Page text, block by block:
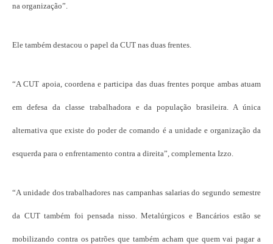
na organização”.
Ele também destacou o papel da CUT nas duas frentes.
“A CUT apoia, coordena e participa das duas frentes porque ambas atuam
em defesa da classe trabalhadora e da população brasileira. A única
alternativa que existe do poder de comando é a unidade e organização da
esquerda para o enfrentamento contra a direita”, complementa Izzo.
“A unidade dos trabalhadores nas campanhas salarias do segundo semestre
da CUT também foi pensada nisso. Metalúrgicos e Bancários estão se
mobilizando contra os patrões que também acham que quem vai pagar a